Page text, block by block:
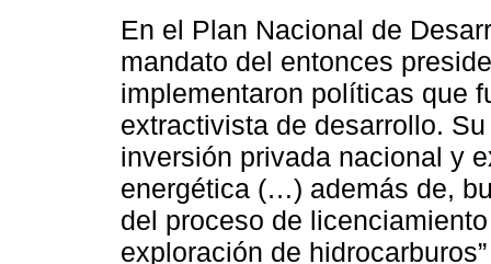
En el Plan Nacional de
mandato del entonces
implementaron políticas que
extractivista de desarrollo.
inversión privada nacional y
energética (…) además de,
del proceso de
exploración de